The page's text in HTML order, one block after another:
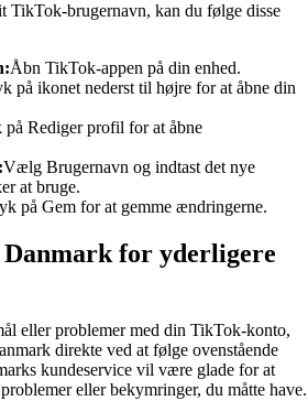
TikTok-brugernavn, kan du følge disse
Åbn TikTok-appen på din enhed.
på ikonet nederst til højre for at åbne din
på Rediger profil for at åbne
Vælg Brugernavn og indtast det nye
at bruge.
på Gem for at gemme ændringerne.
for yderligere
eller problemer med din TikTok-konto,
direkte ved at følge ovenstående
kundeservice vil være glade for at
eller bekymringer, du måtte have.